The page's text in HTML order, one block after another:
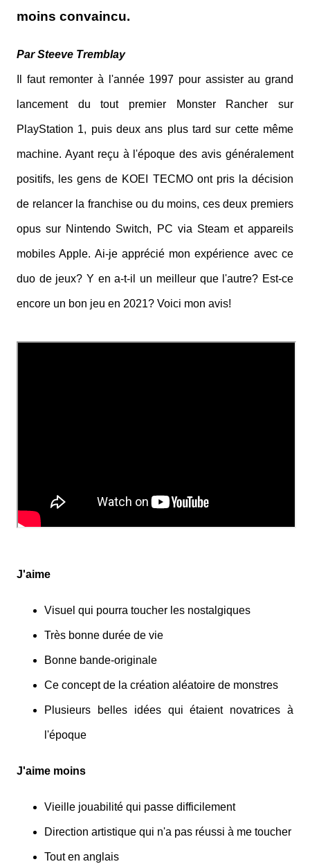
moins convaincu.
Par Steeve Tremblay
Il faut remonter à l'année 1997 pour assister au grand
lancement du tout premier Monster Rancher sur
PlayStation 1, puis deux ans plus tard sur cette même
machine. Ayant reçu à l'époque des avis généralement
positifs, les gens de KOEI TECMO ont pris la décision
de relancer la franchise ou du moins, ces deux premiers
opus sur Nintendo Switch, PC via Steam et appareils
mobiles Apple. Ai-je apprécié mon expérience avec ce
duo de jeux? Y en a-t-il un meilleur que l'autre? Est-ce
encore un bon jeu en 2021? Voici mon avis!
J'aime
Visuel qui pourra toucher les nostalgiques
Très bonne durée de vie
Bonne bande-originale
Ce concept de la création aléatoire de monstres
Plusieurs belles idées qui étaient novatrices à
l'époque
J'aime moins
Vieille jouabilité qui passe difficilement
Direction artistique qui n'a pas réussi à me toucher
Tout en anglais